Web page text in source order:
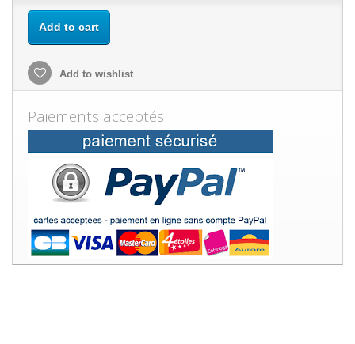
Add to cart
Add to wishlist
Paiements acceptés